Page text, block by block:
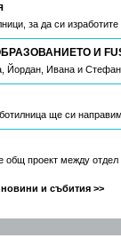
за да си
И
Йордан, Ивана и
ще си
общ проект между отдел
и събития >>